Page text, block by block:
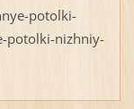
potolki-
potolki-nizhniy-